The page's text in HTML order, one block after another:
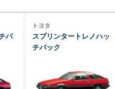
バ
トヨタ
スプリンタートレノハッ
チバック